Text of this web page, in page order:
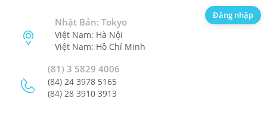
Nhật Bản: Tokyo
Việt Nam: Hà Nội
Việt Nam: Hồ Chí Minh
(81) 3 5829 4006
(84) 24 3978 5165
(84) 28 3910 3913
Đăng nhập